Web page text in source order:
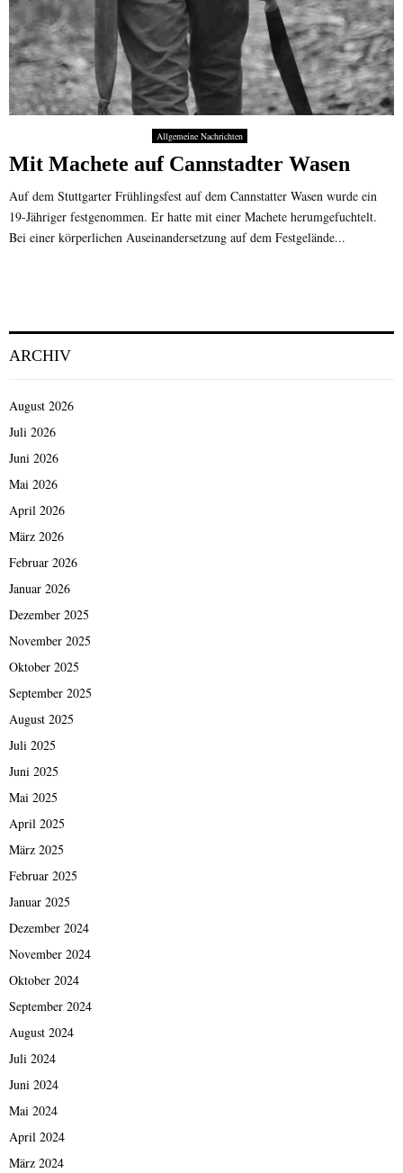
Allgemeine Nachrichten
Mit Machete auf Cannstadter Wasen
Auf dem Stuttgarter Frühlingsfest auf dem Cannstatter Wasen wurde ein
19-Jähriger festgenommen. Er hatte mit einer Machete herumgefuchtelt.
Bei einer körperlichen Auseinandersetzung auf dem Festgelände...
ARCHIV
August 2026
Juli 2026
Juni 2026
Mai 2026
April 2026
März 2026
Februar 2026
Januar 2026
Dezember 2025
November 2025
Oktober 2025
September 2025
August 2025
Juli 2025
Juni 2025
Mai 2025
April 2025
März 2025
Februar 2025
Januar 2025
Dezember 2024
November 2024
Oktober 2024
September 2024
August 2024
Juli 2024
Juni 2024
Mai 2024
April 2024
März 2024